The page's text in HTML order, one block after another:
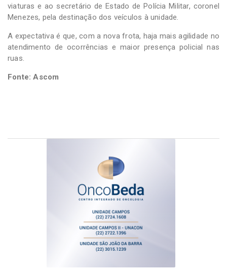
viaturas e ao secretário de Estado de Polícia Militar, coronel
Menezes, pela destinação dos veículos à unidade.
A expectativa é que, com a nova frota, haja mais agilidade no
atendimento de ocorrências e maior presença policial nas
ruas.
Fonte: Ascom